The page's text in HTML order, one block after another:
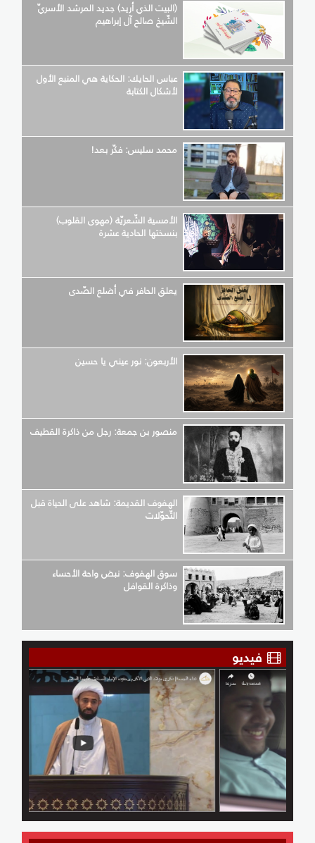
(البيت الذي أريد) جديد المرشد الأسريّ
الشّيخ صالح آل إبراهيم
عباس الحايك: الحكاية هي المنبع الأول
لأشكال الكتابة
محمد سليس: فكّر بعد!
الأمسية الشّعريّة (مهوى القلوب)
بنسختها الحادية عشرة
يعلق الحافر في أضلع الصّدى
الأربعون: نور عيني يا حسين
منصور بن جمعة: رجل من ذاكرة القطيف
الهفوف القديمة: شاهد على الحياة قبل
التّحوّلات
سوق الهفوف: نبض واحة الأحساء
وذاكرة القوافل
فيديو